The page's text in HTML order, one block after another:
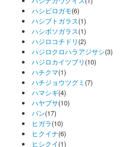
ハシビロガモ(6)
ハシブトガラス(1)
ハシボソガラス(1)
ハジロコチドリ (2)
ハジロクロハラアジサシ(3)
ハジロカイツブリ (10)
ハチクマ(1)
ハチジョウツグミ (7)
ハマシギ(4)
ハヤブサ(10)
バン(17)
ヒガラ(10)
ヒクイナ(6)
ヒシクイ(1)